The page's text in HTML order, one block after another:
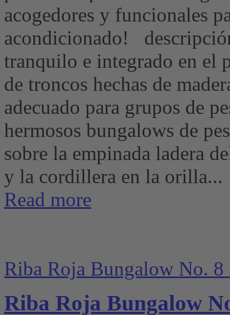
acogedores y funcionales
acondicionado!
tranquilo e integrado en el
de troncos hechas de
adecuado para grupos de
hermosos bungalows de
sobre la empinada ladera
y la cordillera en la orilla...
Read more
Riba Roja Bungalow No.
Riba Roja Bungalow